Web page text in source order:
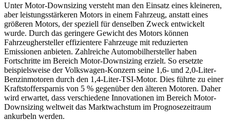
Unter Motor-Downsizing versteht man den Einsatz eines kleineren,
aber leistungsstärkeren Motors in einem Fahrzeug, anstatt eines
größeren Motors, der speziell für denselben Zweck entwickelt
wurde. Durch das geringere Gewicht des Motors können
Fahrzeughersteller effizientere Fahrzeuge mit reduzierten
Emissionen anbieten. Zahlreiche Automobilhersteller haben
Fortschritte im Bereich Motor-Downsizing erzielt. So ersetzte
beispielsweise der Volkswagen-Konzern seine 1,6- und 2,0-Liter-
Benzinmotoren durch den 1,4-Liter-TSI-Motor. Dies führte zu einer
Kraftstoffersparnis von 5 % gegenüber den älteren Motoren. Daher
wird erwartet, dass verschiedene Innovationen im Bereich Motor-
Downsizing weltweit das Marktwachstum im Prognosezeitraum
ankurbeln werden.